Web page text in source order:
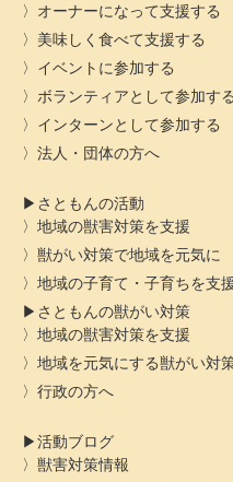
オーナーになって支援する
美味しく食べて支援する
イベントに参加する
ボランティアとして参加する
インターンとして参加する
法人・団体の方へ
さともんの活動
地域の獣害対策を支援
獣がい対策で地域を元気に
地域の子育て・子育ちを支
さともんの獣がい対策
地域の獣害対策を支援
地域を元気にする獣がい対
行政の方へ
活動ブログ
獣害対策情報